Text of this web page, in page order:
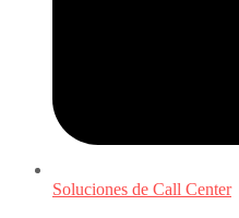
Soluciones de Call Center